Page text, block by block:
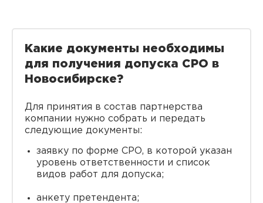
Какие документы необходимы
для получения допуска СРО в
Новосибирске?
Для принятия в состав партнерства
компании нужно собрать и передать
следующие документы:
заявку по форме СРО, в которой указан
уровень ответственности и список
видов работ для допуска;
анкету претендента;